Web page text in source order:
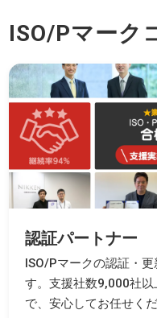
ISO/Pマーク
認証パートナー
ISO/Pマークの認証・
す。支援社数9,000社
で、安心してお任せく